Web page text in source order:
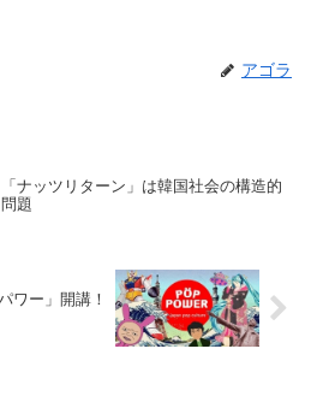
アゴラ
「ナッツリターン」は韓国社会の構造的
問題
ワー」開講！